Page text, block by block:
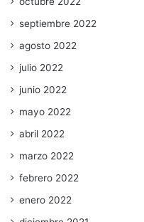
septiembre 2022
agosto 2022
julio 2022
junio 2022
mayo 2022
abril 2022
marzo 2022
febrero 2022
enero 2022